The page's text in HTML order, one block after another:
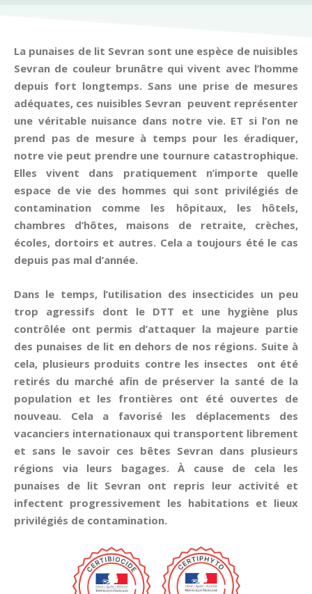
La punaises de lit Sevran sont une espèce de nuisibles
Sevran de couleur brunâtre qui vivent avec l’homme
depuis fort longtemps. Sans une prise de mesures
adéquates, ces nuisibles Sevran peuvent représenter
une véritable nuisance dans notre vie. ET si l’on ne
prend pas de mesure à temps pour les éradiquer,
notre vie peut prendre une tournure catastrophique.
Elles vivent dans pratiquement n’importe quelle
espace de vie des hommes qui sont privilégiés de
contamination comme les hôpitaux, les hôtels,
chambres d’hôtes, maisons de retraite, crèches,
écoles, dortoirs et autres. Cela a toujours été le cas
depuis pas mal d’année.
Dans le temps, l’utilisation des insecticides un peu
trop agressifs dont le DTT et une hygiène plus
contrôlée ont permis d’attaquer la majeure partie
des punaises de lit en dehors de nos régions. Suite à
cela, plusieurs produits contre les insectes ont été
retirés du marché afin de préserver la santé de la
population et les frontières ont été ouvertes de
nouveau. Cela a favorisé les déplacements des
vacanciers internationaux qui transportent librement
et sans le savoir ces bêtes Sevran dans plusieurs
régions via leurs bagages. À cause de cela les
punaises de lit Sevran ont repris leur activité et
infectent progressivement les habitations et lieux
privilégiés de contamination.